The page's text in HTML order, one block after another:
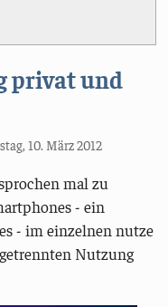
privat und
10. März 2012
mal zu
- ein
- im einzelnen nutze
Nutzung